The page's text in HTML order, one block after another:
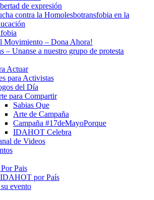
de expresión
contra la Homolesbotransfobia en la
Movimiento – Dona Ahora!
– Unanse a nuestro grupo de protesta
Actuar
para Activistas
del Día
para Compartir
Sabias Que
Arte de Campaña
Campaña #17deMayoPorque
IDAHOT Celebra
de Videos
Pais
por País
evento